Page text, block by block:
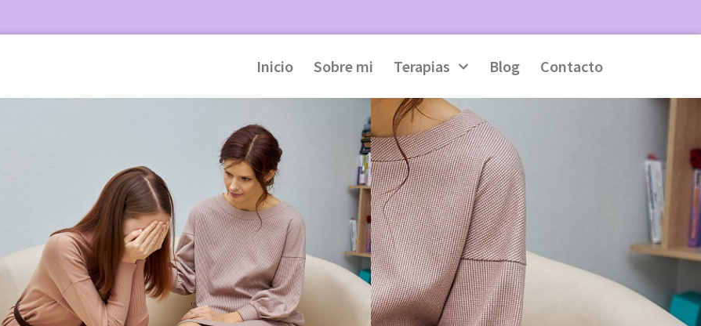
Inicio Sobre mi Terapias Blog Contacto